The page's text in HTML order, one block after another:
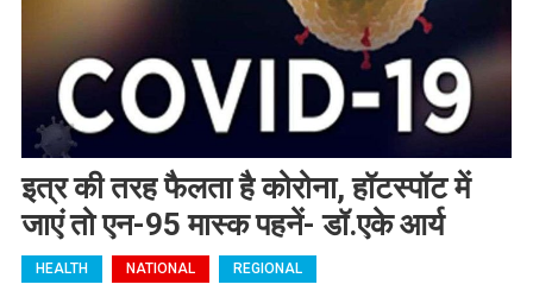
इत्र की तरह फैलता है कोरोना, हॉटस्पॉट में
जाएं तो एन-95 मास्क पहनें- डॉ.एके आर्य
HEALTH NATIONAL REGIONAL